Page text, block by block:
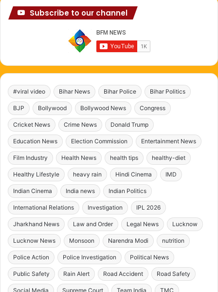
Subscribe to our channel
#viral video Bihar News Bihar Police Bihar Politics
BJP Bollywood Bollywood News Congress
Cricket News Crime News Donald Trump
Education News Election Commission Entertainment News
Film Industry Health News health tips healthy-diet
Healthy Lifestyle heavy rain Hindi Cinema IMD
Indian Cinema India news Indian Politics
International Relations Investigation IPL 2026
Jharkhand News Law and Order Legal News Lucknow
Lucknow News Monsoon Narendra Modi nutrition
Police Action Police Investigation Political News
Public Safety Rain Alert Road Accident Road Safety
Social Media Supreme Court Team India TMC